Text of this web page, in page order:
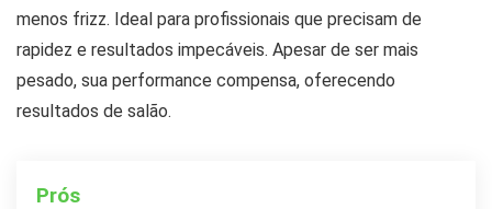
menos frizz. Ideal para profissionais que precisam de
rapidez e resultados impecáveis. Apesar de ser mais
pesado, sua performance compensa, oferecendo
resultados de salão.
Prós